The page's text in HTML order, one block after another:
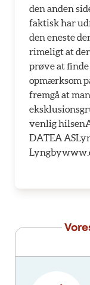
den anden
faktisk har
den eneste
rimeligt at der
prøve at
opmærksom
fremgå at
venlig
DATEA